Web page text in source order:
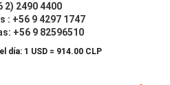
2) 2490 4400
: +56 9 4297 1747
+56 9 82596510
día: 1 USD = 914.00 CLP